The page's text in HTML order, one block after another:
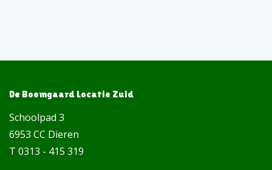
De Boomgaard Locatie Zuid
Schoolpad 3
6953 CC Dieren
T 0313 - 415 319